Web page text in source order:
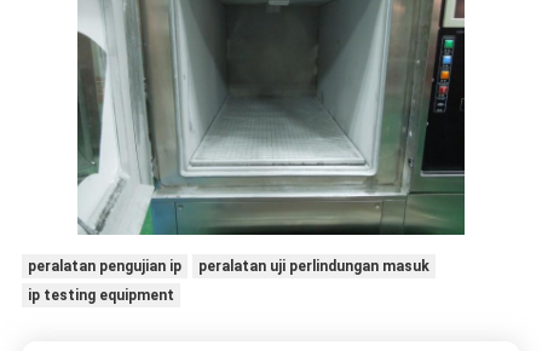
peralatan pengujian ip
peralatan uji perlindungan masuk
ip testing equipment